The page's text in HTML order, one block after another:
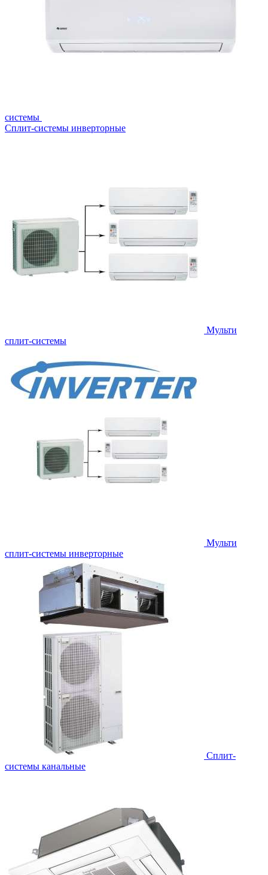
системы
Сплит-системы инверторные
Мульти
сплит-системы
Мульти
сплит-системы инверторные
Сплит-
системы канальные